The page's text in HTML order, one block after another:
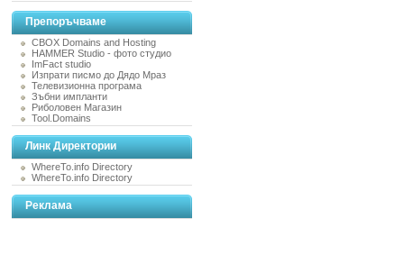
Препоръчваме
CBOX Domains and Hosting
HAMMER Studio - фото студио
ImFact studio
Изпрати писмо до Дядо Мраз
Телевизионна програма
Зъбни импланти
Риболовен Магазин
Tool.Domains
Линк Директории
WhereTo.info Directory
WhereTo.info Directory
Реклама